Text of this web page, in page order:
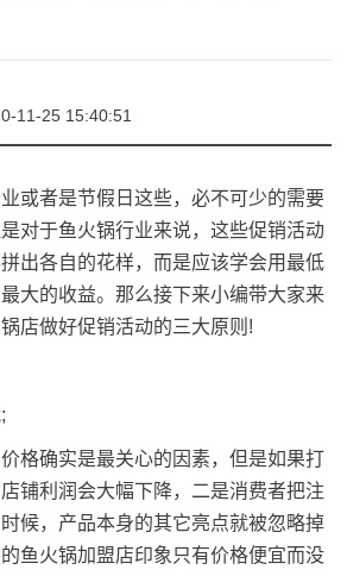
11-25 15:40:51
或者是节假日这些，必不可少的需要
对于鱼火锅行业来说，这些促销活动
出各自的花样，而是应该学会用最低
大的收益。那么接下来小编带大家来
店做好促销活动的三大原则!
确实是最关心的因素，但是如果打
铺利润会大幅下降，二是消费者把注
候，产品本身的其它亮点就被忽略掉
鱼火锅加盟店印象只有价格便宜而没